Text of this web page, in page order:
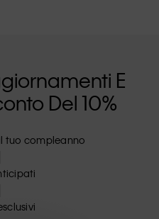
E
Del 10%
tuo compleanno